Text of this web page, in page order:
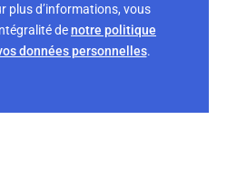
plus d’informations, vous
denotre politique
données personnelles.